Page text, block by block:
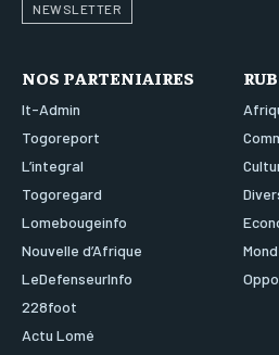
NEWSLETTER
NOS PARTENIAIRES
It-Admin
Togoreport
L’integral
Togoregard
Lomebougeinfo
Nouvelle d’Afrique
LeDefenseurInfo
228foot
Actu Lomé